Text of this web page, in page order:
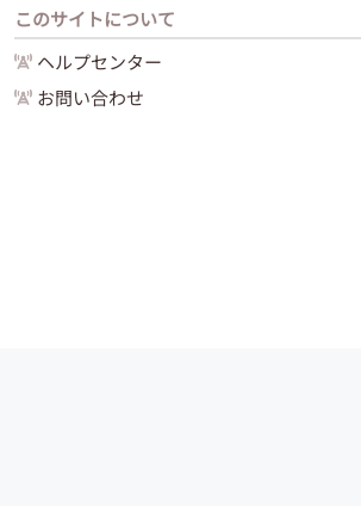
このサイトについて
ヘルプセンター
お問い合わせ